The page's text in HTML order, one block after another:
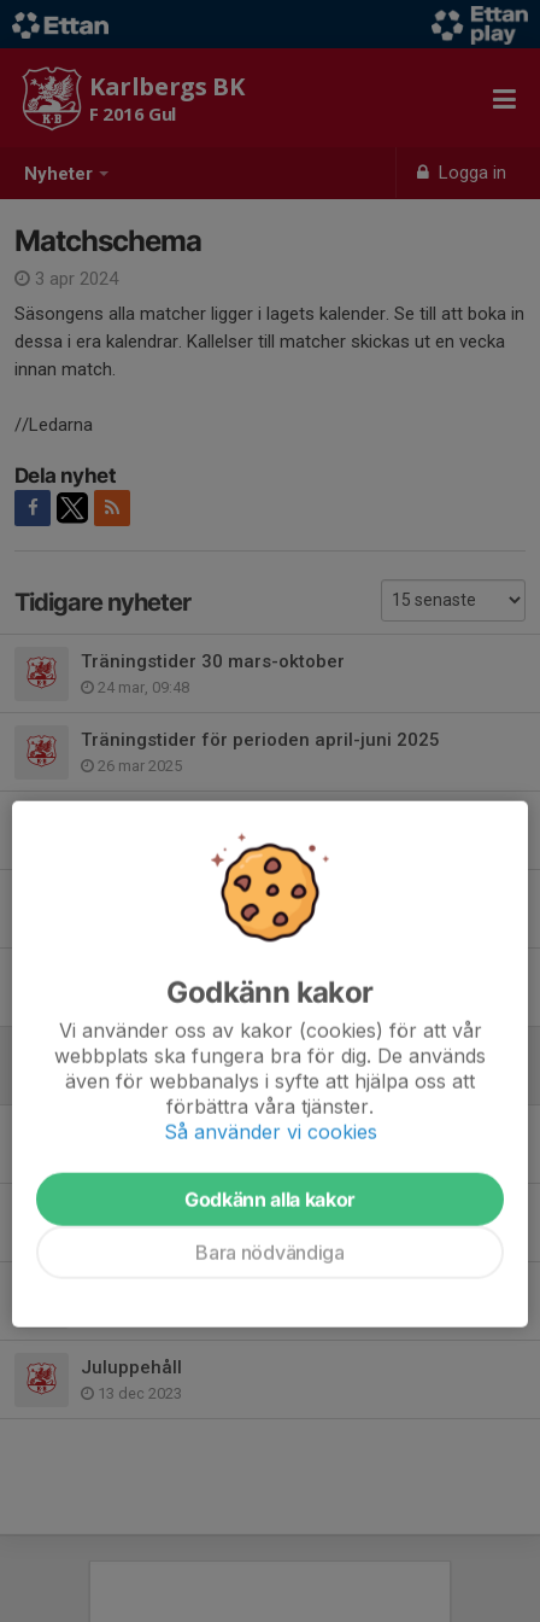
Nyheter Logga in
Karlbergs BK
F 2016 Gul
Matchschema
3 apr 2024
Säsongens alla matcher ligger i lagets kalender. Se till att boka in
dessa i era kalendrar. Kallelser till matcher skickas ut en vecka
innan match.
//Ledarna
Dela nyhet
Tidigare nyheter
Träningstider 30 mars-oktober
24 mar, 09:48
Träningstider för perioden april-juni 2025
26 mar 2025
Höst5:an HAPPY BOSS CUP
3 apr 2024
Matchschema
3 apr 2024
5v5 Spring Cup Söndag 14 april
Ingen träning under sportlovet
Juluppehåll
13 dec 2023
Godkänn kakor
Vi använder oss av kakor (cookies) för att vår
webbplats ska fungera bra för dig. De används
även för webbanalys i syfte att hjälpa oss att
förbättra våra tjänster.
Så använder vi cookies
Godkänn alla kakor
Bara nödvändiga